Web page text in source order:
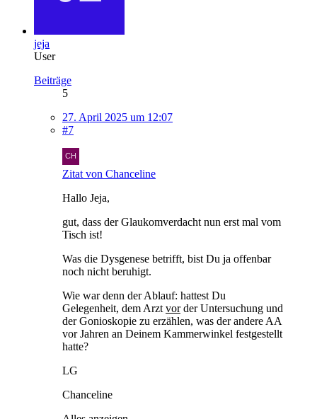
jeja
User
Beiträge
5
27. April 2025 um 12:07
#7
Zitat von Chanceline
Hallo Jeja,
gut, dass der Glaukomverdacht nun erst mal vom
Tisch ist!
Was die Dysgenese betrifft, bist Du ja offenbar
noch nicht beruhigt.
Wie war denn der Ablauf: hattest Du
Gelegenheit, dem Arzt vorder Untersuchung und
der Gonioskopie zu erzählen, was der andere AA
vor Jahren an Deinem Kammerwinkel festgestellt
hatte?
LG
Chanceline